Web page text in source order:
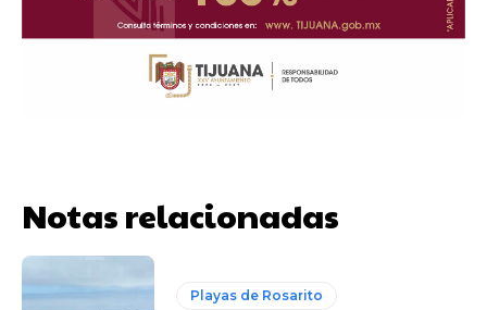
Notas relacionadas
Playas de Rosarito